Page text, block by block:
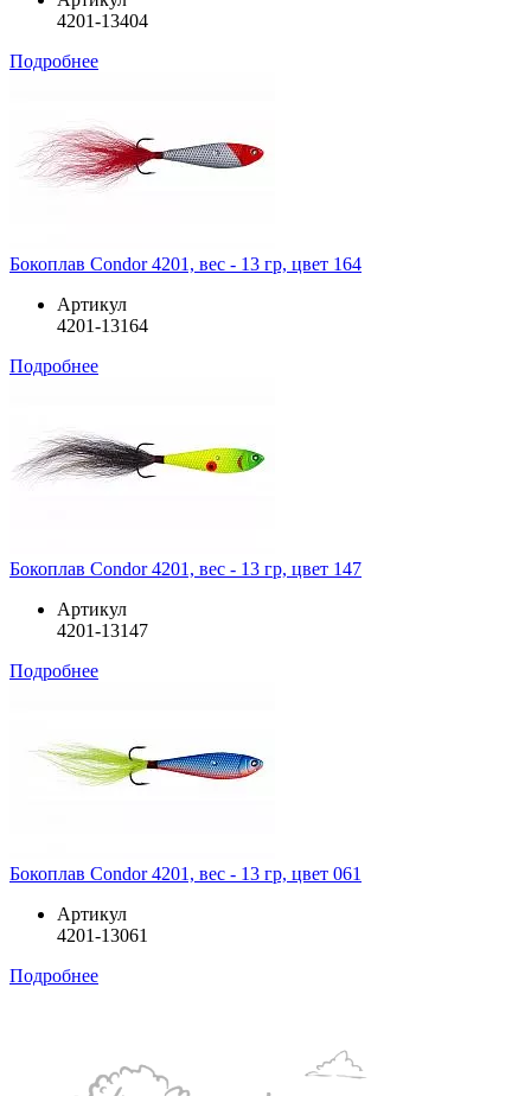
4201-13404
Подробнее
Бокоплав Condor 4201, вес - 13 гр, цвет 164
Артикул
4201-13164
Подробнее
Бокоплав Condor 4201, вес - 13 гр, цвет 147
Артикул
4201-13147
Подробнее
Бокоплав Condor 4201, вес - 13 гр, цвет 061
Артикул
4201-13061
Подробнее